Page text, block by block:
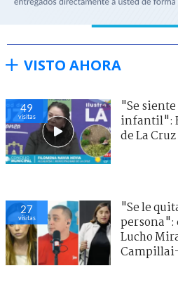
VISTO AHORA
49
visitas
"Se
infantil":
de La
27
visitas
"Se le
persona":
Lucho